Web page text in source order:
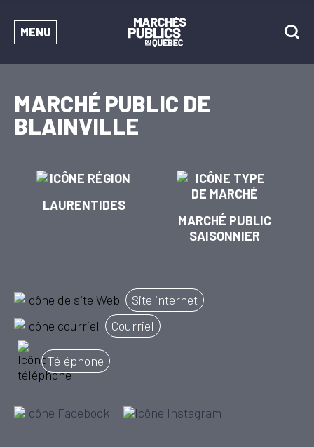
MENU
MARCHÉ PUBLIC DE
BLAINVILLE
LAURENTIDES
MARCHÉ PUBLIC
SAISONNIER
Site internet
Courriel
Téléphone